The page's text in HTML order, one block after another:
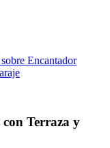
Encantador
Terraza y